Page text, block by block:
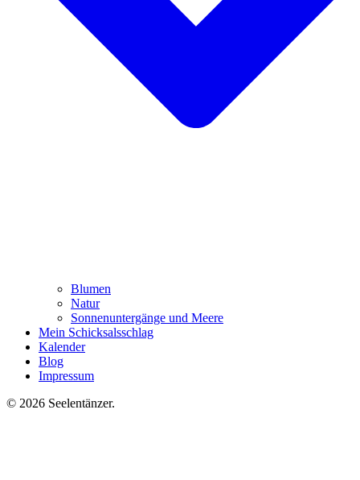
Blumen
Natur
Sonnenuntergänge und Meere
Mein Schicksalsschlag
Kalender
Blog
Impressum
© 2026 Seelentänzer.